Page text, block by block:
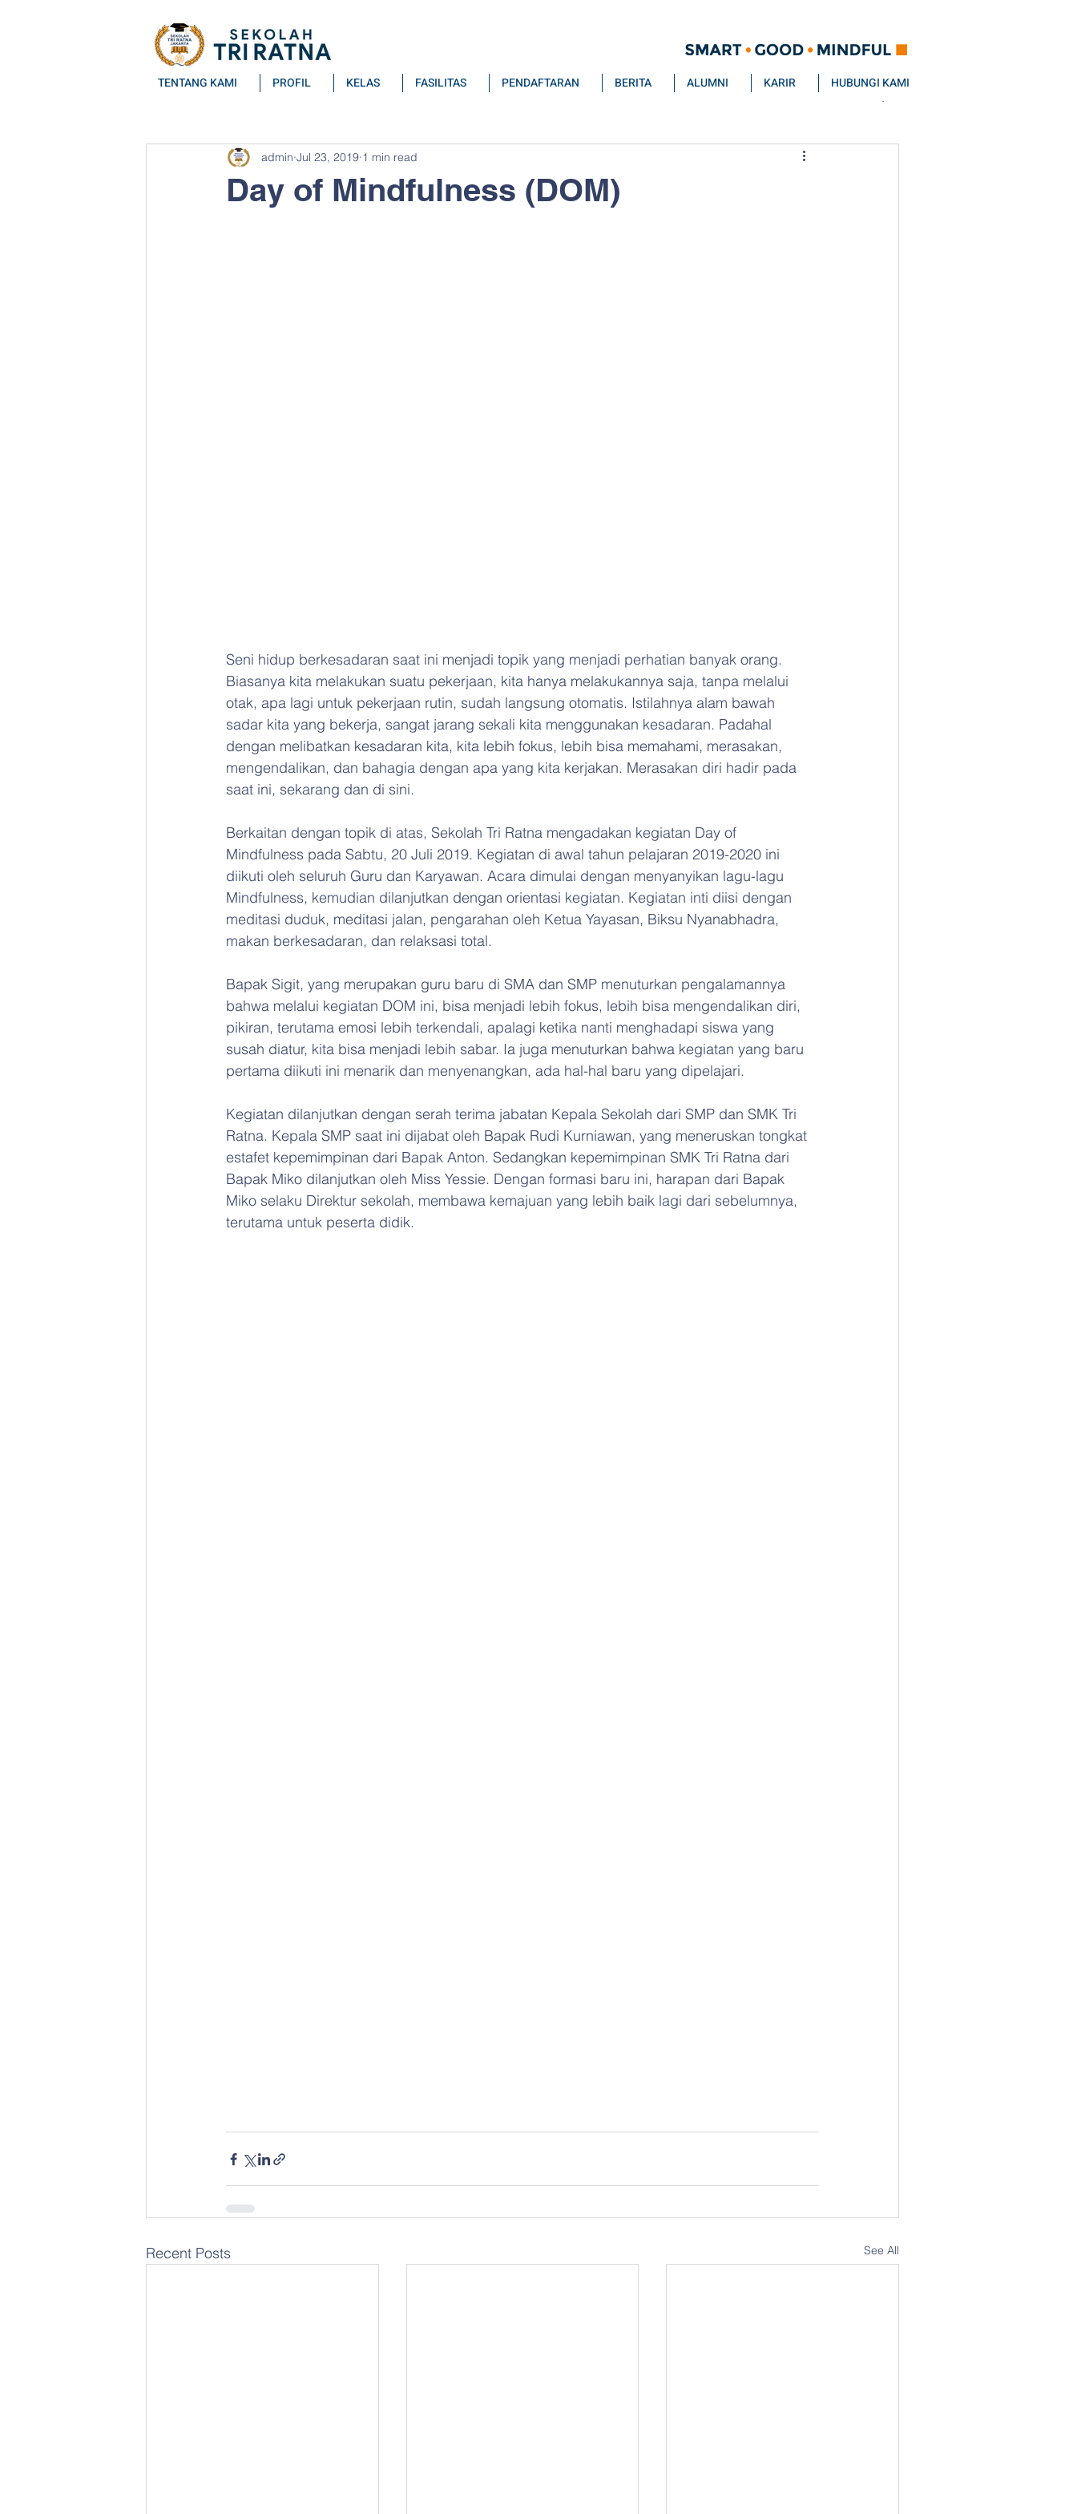
TENTANG KAMI PROFIL KELAS FASILITAS PENDAFTARAN BERITA ALUMNI KARIR HUBUNGI KAMI
Day of Mindfulness (DOM)
admin Jul 23, 2019 1 min read
Seni hidup berkesadaran saat ini menjadi topik yang menjadi perhatian banyak orang.
Biasanya kita melakukan suatu pekerjaan, kita hanya melakukannya saja, tanpa melalui
otak, apa lagi untuk pekerjaan rutin, sudah langsung otomatis. Istilahnya alam bawah
sadar kita yang bekerja, sangat jarang sekali kita menggunakan kesadaran. Padahal
dengan melibatkan kesadaran kita, kita lebih fokus, lebih bisa memahami, merasakan,
mengendalikan, dan bahagia dengan apa yang kita kerjakan. Merasakan diri hadir pada
saat ini, sekarang dan di sini.
Berkaitan dengan topik di atas, Sekolah Tri Ratna mengadakan kegiatan Day of
Mindfulness pada Sabtu, 20 Juli 2019. Kegiatan di awal tahun pelajaran 2019-2020 ini
diikuti oleh seluruh Guru dan Karyawan. Acara dimulai dengan menyanyikan lagu-lagu
Mindfulness, kemudian dilanjutkan dengan orientasi kegiatan. Kegiatan inti diisi dengan
meditasi duduk, meditasi jalan, pengarahan oleh Ketua Yayasan, Biksu Nyanabhadra,
makan berkesadaran, dan relaksasi total.
Bapak Sigit, yang merupakan guru baru di SMA dan SMP menuturkan pengalamannya
bahwa melalui kegiatan DOM ini, bisa menjadi lebih fokus, lebih bisa mengendalikan diri,
pikiran, terutama emosi lebih terkendali, apalagi ketika nanti menghadapi siswa yang
susah diatur, kita bisa menjadi lebih sabar. Ia juga menuturkan bahwa kegiatan yang baru
pertama diikuti ini menarik dan menyenangkan, ada hal-hal baru yang dipelajari.
Kegiatan dilanjutkan dengan serah terima jabatan Kepala Sekolah dari SMP dan SMK Tri
Ratna. Kepala SMP saat ini dijabat oleh Bapak Rudi Kurniawan, yang meneruskan tongkat
estafet kepemimpinan dari Bapak Anton. Sedangkan kepemimpinan SMK Tri Ratna dari
Bapak Miko dilanjutkan oleh Miss Yessie. Dengan formasi baru ini, harapan dari Bapak
Miko selaku Direktur sekolah, membawa kemajuan yang lebih baik lagi dari sebelumnya,
terutama untuk peserta didik.
Recent Posts See All